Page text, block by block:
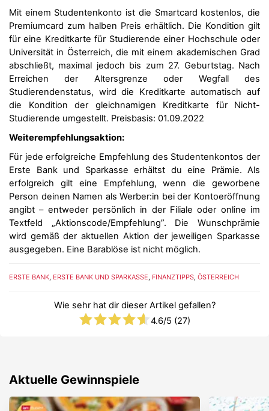
Mit einem Studentenkonto ist die Smartcard kostenlos, die
Premiumcard zum halben Preis erhältlich. Die Kondition gilt
für eine Kreditkarte für Studierende einer Hochschule oder
Universität in Österreich, die mit einem akademischen Grad
abschließt, maximal jedoch bis zum 27. Geburtstag. Nach
Erreichen der Altersgrenze oder Wegfall des
Studierendenstatus, wird die Kreditkarte automatisch auf
die Kondition der gleichnamigen Kreditkarte für Nicht-
Studierende umgestellt. Preisbasis: 01.09.2022
Weiterempfehlungsaktion:
Für jede erfolgreiche Empfehlung des Studentenkontos der
Erste Bank und Sparkasse erhältst du eine Prämie. Als
erfolgreich gilt eine Empfehlung, wenn die geworbene
Person deinen Namen als Werber:in bei der Kontoeröffnung
angibt – entweder persönlich in der Filiale oder online im
Textfeld „Aktionscode/Empfehlung”. Die Wunschprämie
wird gemäß der aktuellen Aktion der jeweiligen Sparkasse
ausgegeben. Eine Barablöse ist nicht möglich.
ERSTE BANK ERSTE BANK UND SPARKASSE FINANZTIPPS ÖSTERREICH
Wie sehr hat dir dieser Artikel gefallen?
4.6/5 (27)
Aktuelle Gewinnspiele